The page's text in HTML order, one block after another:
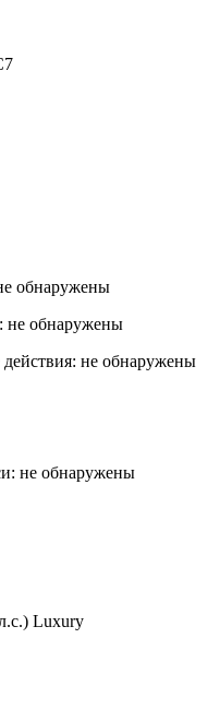
обнаружены
не обнаружены
не обнаружены
не обнаружены
Luxury